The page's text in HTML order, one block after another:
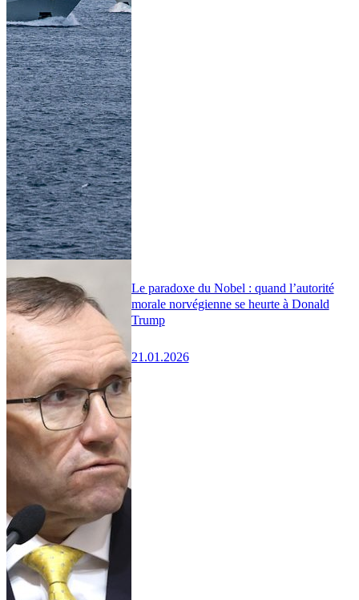
Le paradoxe du Nobel : quand l’autorité
morale norvégienne se heurte à Donald
Trump
21.01.2026